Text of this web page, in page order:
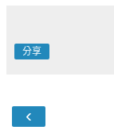
分享
‹